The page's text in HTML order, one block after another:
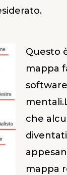
Questo
mappa
che
mappa